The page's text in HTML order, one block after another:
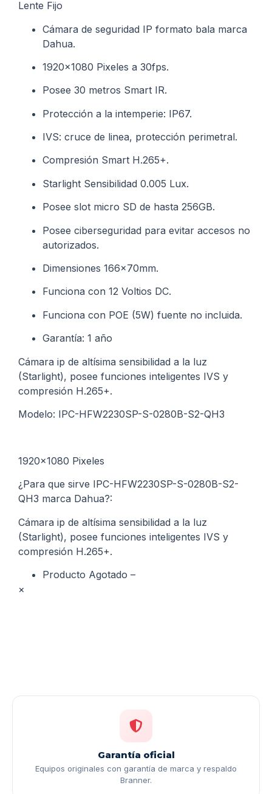
Lente Fijo
Cámara de seguridad IP formato bala marca
Dahua.
1920×1080 Pixeles a 30fps.
Posee 30 metros Smart IR.
Protección a la intemperie: IP67.
IVS: cruce de linea, protección perimetral.
Compresión Smart H.265+.
Starlight Sensibilidad 0.005 Lux.
Posee slot micro SD de hasta 256GB.
Posee ciberseguridad para evitar accesos no
autorizados.
Dimensiones 166x70mm.
Funciona con 12 Voltios DC.
Funciona con POE (5W) fuente no incluida.
Garantía: 1 año
Cámara ip de altísima sensibilidad a la luz
(Starlight), posee funciones inteligentes IVS y
compresión H.265+.
Modelo: IPC-HFW2230SP-S-0280B-S2-QH3
1920×1080 Pixeles
¿Para que sirve IPC-HFW2230SP-S-0280B-S2-
QH3 marca Dahua?:
Cámara ip de altísima sensibilidad a la luz
(Starlight), posee funciones inteligentes IVS y
compresión H.265+.
Producto Agotado –
×
Garantía oficial
Equipos originales con garantía de marca y respaldo
Branner.